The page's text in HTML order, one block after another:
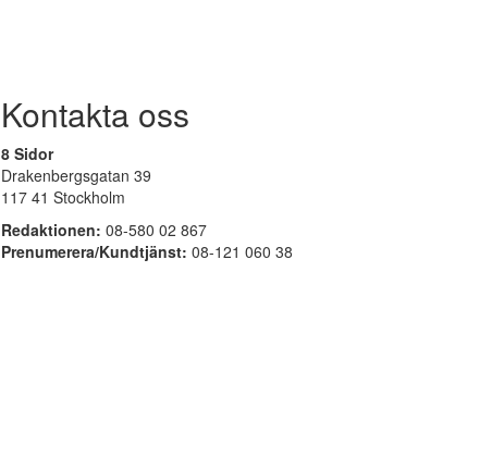
Kontakta oss
8 Sidor
Drakenbergsgatan 39
117 41 Stockholm
Redaktionen: 08-580 02 867
Prenumerera/Kundtjänst: 08-121 060 38